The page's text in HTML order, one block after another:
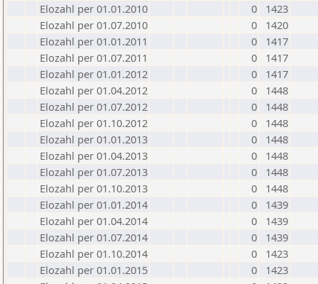
Elozahl per 01.01.2010
0
1423
Elozahl per 01.07.2010
0
1420
Elozahl per 01.01.2011
0
1417
Elozahl per 01.07.2011
0
1417
Elozahl per 01.01.2012
0
1417
Elozahl per 01.04.2012
0
1448
Elozahl per 01.07.2012
0
1448
Elozahl per 01.10.2012
0
1448
Elozahl per 01.01.2013
0
1448
Elozahl per 01.04.2013
0
1448
Elozahl per 01.07.2013
0
1448
Elozahl per 01.10.2013
0
1448
Elozahl per 01.01.2014
0
1439
Elozahl per 01.04.2014
0
1439
Elozahl per 01.07.2014
0
1439
Elozahl per 01.10.2014
0
1423
Elozahl per 01.01.2015
0
1423